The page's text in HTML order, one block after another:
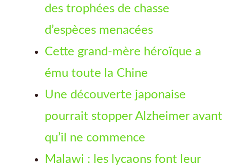
des trophées de chasse
d’espèces menacées
Cette grand-mère héroïque a
ému toute la Chine
Une découverte japonaise
pourrait stopper Alzheimer avant
qu’il ne commence
Malawi : les lycaons font leur